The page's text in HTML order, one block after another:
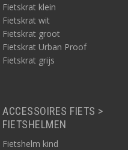
Fietskrat klein
Fietskrat wit
Fietskrat groot
Fietskrat Urban Proof
Fietskrat grijs
ACCESSOIRES FIETS >
FIETSHELMEN
Fietshelm kind